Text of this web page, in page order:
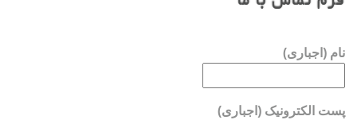
نام (اجباری)
پست الکترونیک (اجباری)